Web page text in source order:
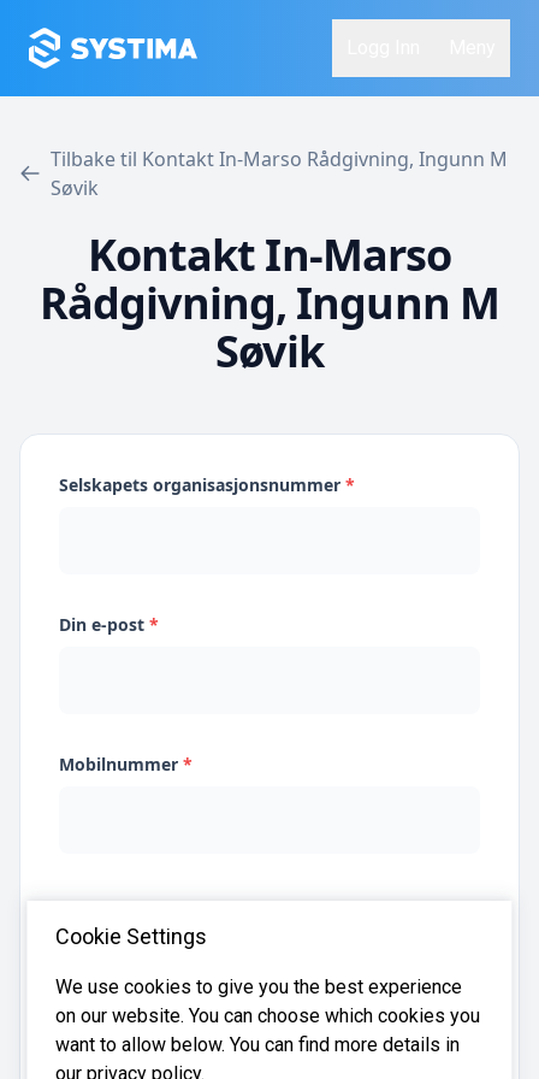
Tilbake til Kontakt In-Marso Rådgivning, Ingunn M
Søvik
Kontakt In-Marso
Rådgivning, Ingunn M
Søvik
Selskapets organisasjonsnummer *
Din e-post *
Mobilnummer *
opplysningene mine og dele dem med relevante
regnskapsfører
Cookie Settings
We use cookies to give you the best experience
on our website. You can choose which cookies you
want to allow below. You can find more details in
our privacy policy.